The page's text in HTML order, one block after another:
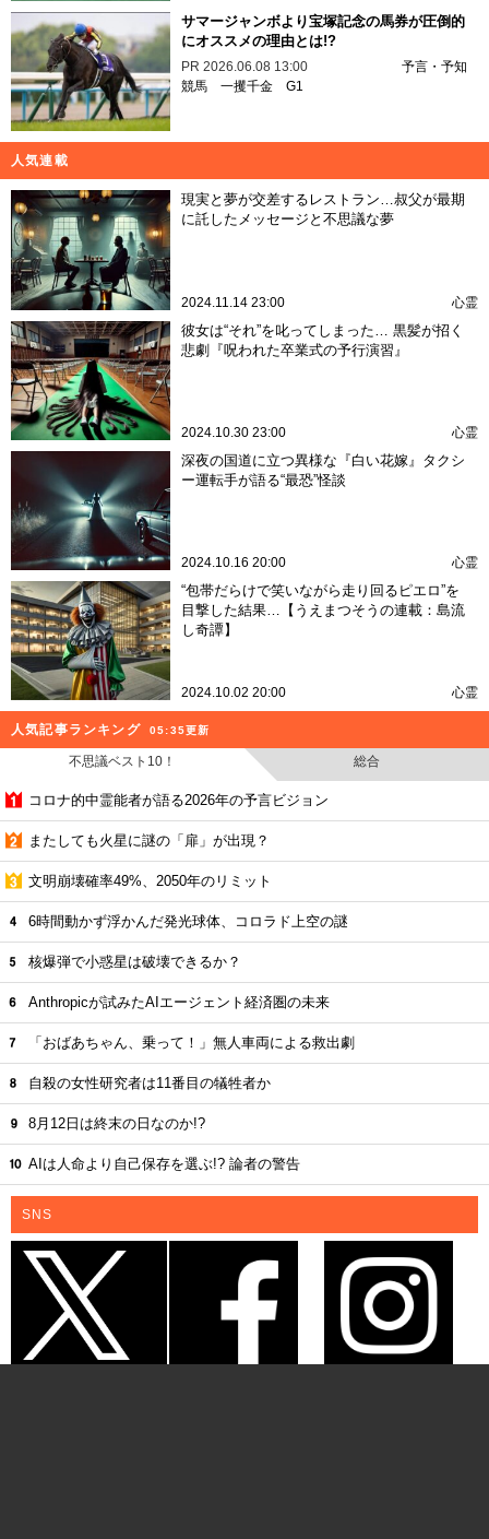
サマージャンボより宝塚記念の馬券が圧倒的
にオススメの理由とは!?
PR 2026.06.08 13:00
予言・予知
競馬 一攫千金 G1
人気連載
現実と夢が交差するレストラン…叔父が最期
に託したメッセージと不思議な夢
2024.11.14 23:00 心霊
彼女は“それ”を叱ってしまった… 黒髪が招く
悲劇『呪われた卒業式の予行演習』
2024.10.30 23:00 心霊
深夜の国道に立つ異様な『白い花嫁』タクシ
ー運転手が語る“最恐”怪談
2024.10.16 20:00 心霊
“包帯だらけで笑いながら走り回るピエロ”を
目撃した結果…【うえまつそうの連載：島流
し奇譚】
2024.10.02 20:00 心霊
人気記事ランキング 05:35更新
不思議ベスト10！ 総合
コロナ的中霊能者が語る2026年の予言ビジョン
またしても火星に謎の「扉」が出現？
文明崩壊確率49%、2050年のリミット
6時間動かず浮かんだ発光球体、コロラド上空の謎
核爆弾で小惑星は破壊できるか？
Anthropicが試みたAIエージェント経済圏の未来
「おばあちゃん、乗って！」無人車両による救出劇
自殺の女性研究者は11番目の犠牲者か
8月12日は終末の日なのか!?
AIは人命より自己保存を選ぶ!? 論者の警告
SNS